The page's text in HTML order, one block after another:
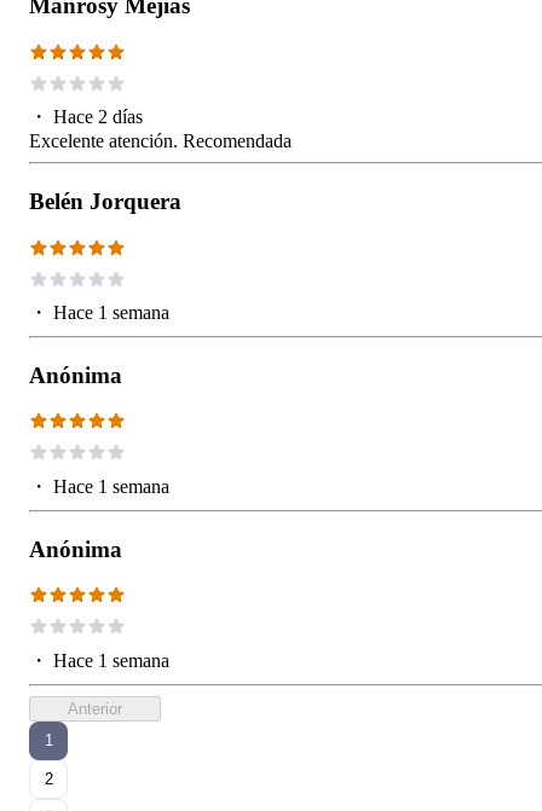
Manrosy Mejias
・ Hace 2 días
Excelente atención. Recomendada
Belén Jorquera
・ Hace 1 semana
Anónima
・ Hace 1 semana
Anónima
・ Hace 1 semana
Anterior
1
2